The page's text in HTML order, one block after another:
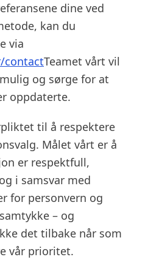
dine ved
kan du
via
contactTeamet vårt vil
og sørge for at
oppdaterte.
til å respektere
Målet vårt er å
er respektfull,
i samsvar med
for personvern og
– og
det tilbake når som
vår prioritet.